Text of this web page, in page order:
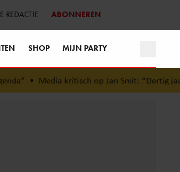
REDACTIE ABONNEREN
SHOP MIJN PARTY
• Media kritisch op Jan Smit: “Dertig jaar